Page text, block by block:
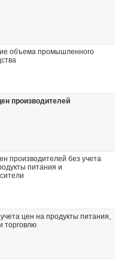
объема промышленного
производителей
производителей без учета
питания и
цен на продукты питания,
торговлю